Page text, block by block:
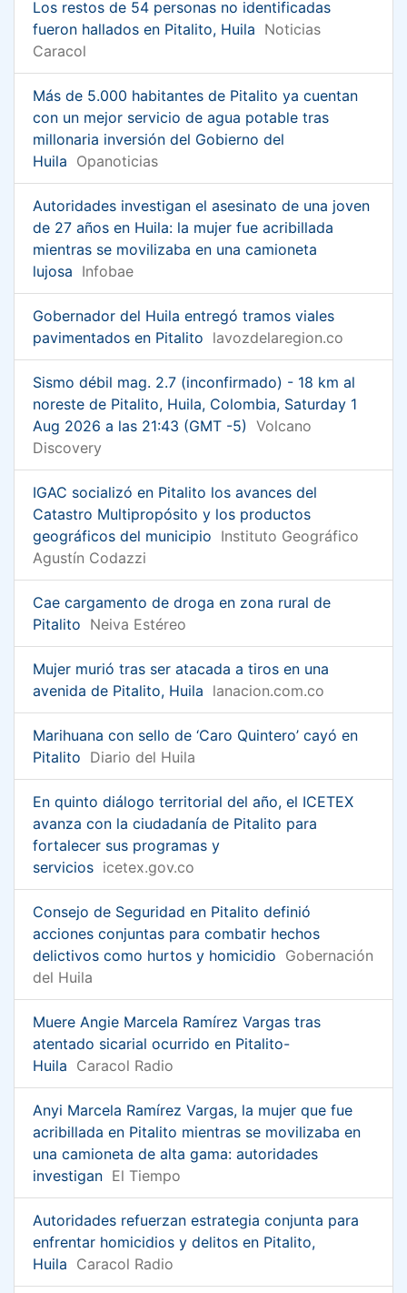
Los restos de 54 personas no identificadas
fueron hallados en Pitalito, Huila Noticias
Caracol
Más de 5.000 habitantes de Pitalito ya cuentan
con un mejor servicio de agua potable tras
millonaria inversión del Gobierno del
Huila Opanoticias
Autoridades investigan el asesinato de una joven
de 27 años en Huila: la mujer fue acribillada
mientras se movilizaba en una camioneta
lujosa Infobae
Gobernador del Huila entregó tramos viales
pavimentados en Pitalito lavozdelaregion.co
Sismo débil mag. 2.7 (inconfirmado) - 18 km al
noreste de Pitalito, Huila, Colombia, Saturday 1
Aug 2026 a las 21:43 (GMT -5) Volcano
Discovery
IGAC socializó en Pitalito los avances del
Catastro Multipropósito y los productos
geográficos del municipio Instituto Geográfico
Agustín Codazzi
Cae cargamento de droga en zona rural de
Pitalito Neiva Estéreo
Mujer murió tras ser atacada a tiros en una
avenida de Pitalito, Huila lanacion.com.co
Marihuana con sello de ‘Caro Quintero’ cayó en
Pitalito Diario del Huila
En quinto diálogo territorial del año, el ICETEX
avanza con la ciudadanía de Pitalito para
fortalecer sus programas y
servicios icetex.gov.co
Consejo de Seguridad en Pitalito definió
acciones conjuntas para combatir hechos
delictivos como hurtos y homicidio Gobernación
del Huila
Muere Angie Marcela Ramírez Vargas tras
atentado sicarial ocurrido en Pitalito-
Huila Caracol Radio
Anyi Marcela Ramírez Vargas, la mujer que fue
acribillada en Pitalito mientras se movilizaba en
una camioneta de alta gama: autoridades
investigan El Tiempo
Autoridades refuerzan estrategia conjunta para
enfrentar homicidios y delitos en Pitalito,
Huila Caracol Radio